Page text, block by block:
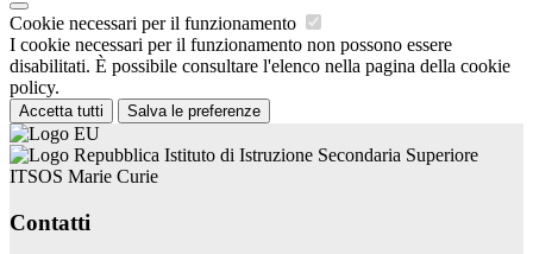
Cookie necessari per il funzionamento
I cookie necessari per il funzionamento non possono essere
disabilitati. È possibile consultare l'elenco nella pagina della cookie
policy.
Accetta tutti Salva le preferenze
Istituto di Istruzione Secondaria Superiore
ITSOS Marie Curie
Contatti